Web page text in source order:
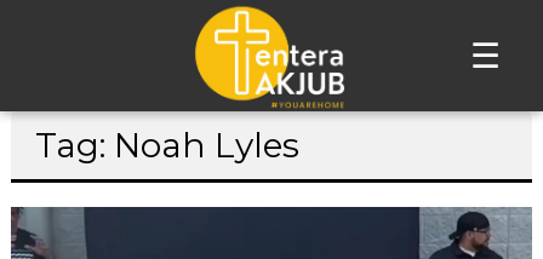
☰
Lompat
Tag: Noah Lyles